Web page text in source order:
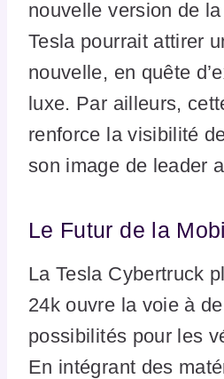
nouvelle version de
Tesla pourrait attirer
nouvelle, en quête
luxe. Par ailleurs,
renforce la visibilité
son image de leader
Le Futur de la
La Tesla Cybertruck
24k ouvre la voie à
possibilités pour les
En intégrant des